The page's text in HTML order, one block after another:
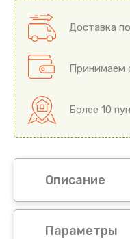
Доставка
Принимаем
Более 10
Описание
Параметры